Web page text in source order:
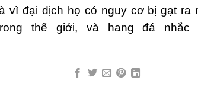
vì đại dịch họ có nguy cơ bị gạt ra
thế giới, và hang đá